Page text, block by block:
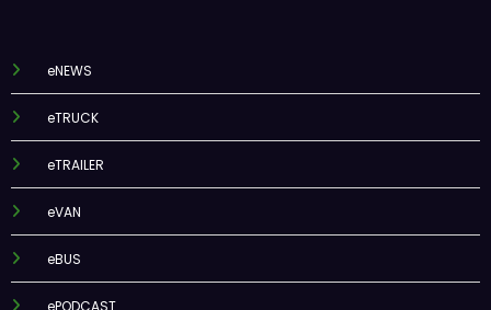
eNEWS
eTRUCK
eTRAILER
eVAN
eBUS
ePODCAST